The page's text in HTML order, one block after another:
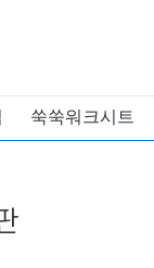
쑥쑥워크시트